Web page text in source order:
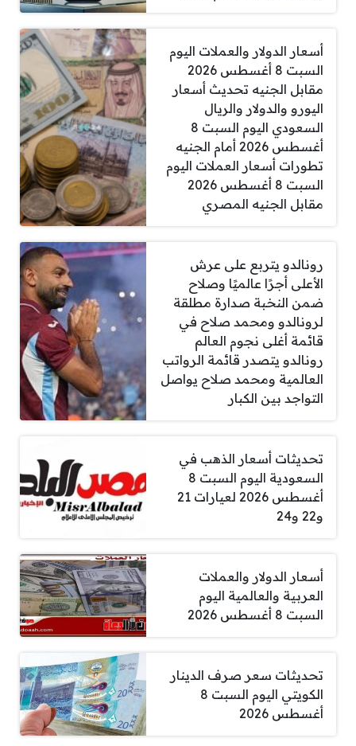
أسعار الدولار والعملات اليوم
السبت 8 أغسطس 2026
مقابل الجنيه تحديث أسعار
اليورو والدولار والريال
السعودي اليوم السبت 8
أغسطس 2026 أمام الجنيه
تطورات أسعار العملات اليوم
السبت 8 أغسطس 2026
مقابل الجنيه المصري
رونالدو يتربع على عرش
الأعلى أجرًا عالميًا وصلاح
ضمن النخبة صدارة مطلقة
لرونالدو ومحمد صلاح في
قائمة أغلى نجوم العالم
رونالدو يتصدر قائمة الرواتب
العالمية ومحمد صلاح يواصل
التواجد بين الكبار
تحديثات أسعار الذهب في
السعودية اليوم السبت 8
أغسطس 2026 لعيارات 21
و22 و24
أسعار الدولار والعملات
العربية والعالمية اليوم
السبت 8 أغسطس 2026
تحديثات سعر صرف الدينار
الكويتي اليوم السبت 8
أغسطس 2026